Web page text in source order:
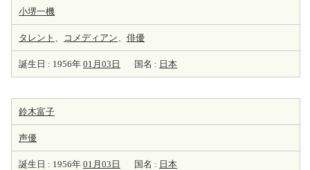
小堺一機
タレント 、 コメディアン、 俳優
誕生日 : 1956年 01月03日 国名 : 日本
鈴木富子
声優
誕生日 : 1956年 01月03日 国名 : 日本